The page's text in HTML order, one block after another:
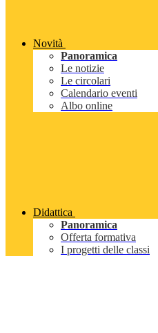
Novità
Panoramica
Le notizie
Le circolari
Calendario eventi
Albo online
Didattica
Panoramica
Offerta formativa
I progetti delle classi